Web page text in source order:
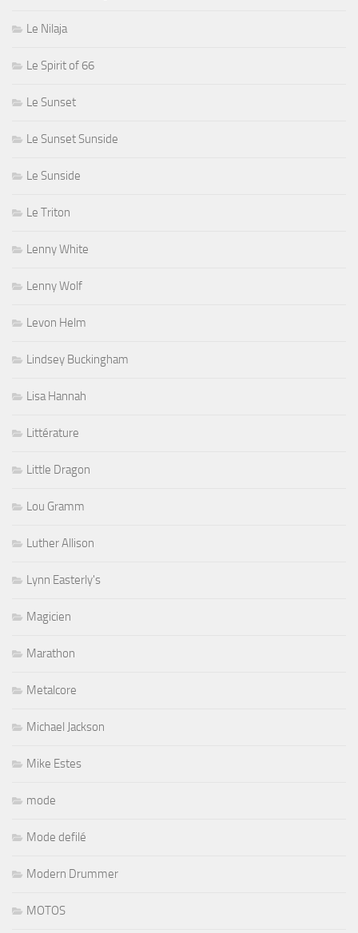
Le Nilaja
Le Spirit of 66
Le Sunset
Le Sunset Sunside
Le Sunside
Le Triton
Lenny White
Lenny Wolf
Levon Helm
Lindsey Buckingham
Lisa Hannah
Littérature
Little Dragon
Lou Gramm
Luther Allison
Lynn Easterly's
Magicien
Marathon
Metalcore
Michael Jackson
Mike Estes
mode
Mode defilé
Modern Drummer
MOTOS